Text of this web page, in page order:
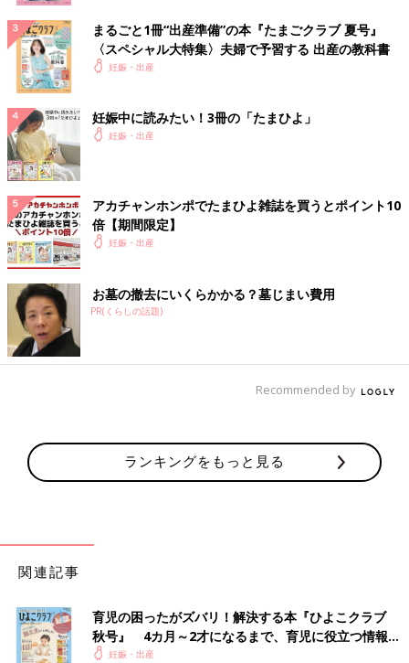
まるごと1冊“出産準備”の本『たまごクラブ 夏号』
〈スペシャル大特集〉夫婦で予習する 出産の教科書
妊娠・出産
妊娠中に読みたい！3冊の「たまひよ」
妊娠・出産
アカチャンホンポでたまひよ雑誌を買うとポイント10
倍【期間限定】
妊娠・出産
お墓の撤去にいくらかかる？墓じまい費用
PR(くらしの話題)
Recommended by
ランキングをもっと見る
関連記事
育児の困ったがズバリ！解決する本『ひよこクラブ
秋号』 4カ月～2才になるまで、育児に役立つ情報が
いっぱい！
妊娠・出産